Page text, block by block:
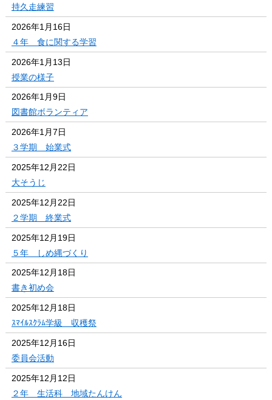
持久走練習
2026年1月16日
４年 食に関する学習
2026年1月13日
授業の様子
2026年1月9日
図書館ボランティア
2026年1月7日
３学期 始業式
2025年12月22日
大そうじ
2025年12月22日
２学期 終業式
2025年12月19日
５年 しめ縄づくり
2025年12月18日
書き初め会
2025年12月18日
ｽﾏｲﾙｽｸﾗﾑ学級 収穫祭
2025年12月16日
委員会活動
2025年12月12日
２年 生活科 地域たんけん